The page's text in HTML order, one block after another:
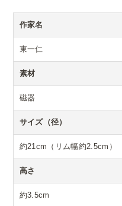
作家名
東一仁
素材
磁器
サイズ（径）
約21cm（リム幅約2.5cm）
高さ
約3.5cm